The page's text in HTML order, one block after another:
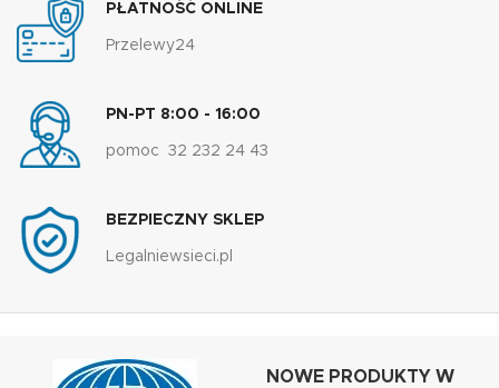
PŁATNOŚĆ ONLINE
Przelewy24
PN-PT 8:00 - 16:00
pomoc 32 232 24 43
BEZPIECZNY SKLEP
Legalniewsieci.pl
NOWE PRODUKTY W